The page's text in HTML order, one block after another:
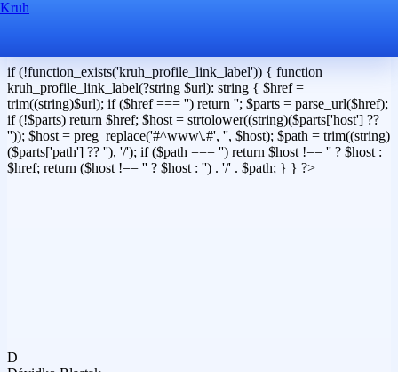
Kruh
if (!function_exists('kruh_profile_link_label')) { function
kruh_profile_link_label(?string $url): string { $href =
trim((string)$url); if ($href === '') return ''; $parts = parse_url($href);
if (!$parts) return $href; $host = strtolower((string)($parts['host'] ??
'')); $host = preg_replace('#^www\.#', '', $host); $path = trim((string)
($parts['path'] ?? ''), '/'); if ($path === '') return $host !== '' ? $host :
$href; return ($host !== '' ? $host : '') . '/' . $path; } } ?>
D